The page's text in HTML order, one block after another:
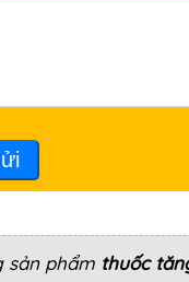
sản phẩm thuốc